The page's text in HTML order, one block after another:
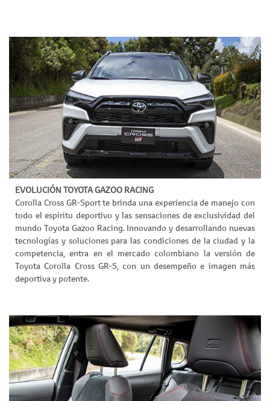
EVOLUCIÓN TOYOTA GAZOO RACING
Corolla Cross GR-Sport te brinda una experiencia de manejo con
todo el espíritu deportivo y las sensaciones de exclusividad del
mundo Toyota Gazoo Racing. Innovando y desarrollando nuevas
tecnologías y soluciones para las condiciones de la ciudad y la
competencia, entra en el mercado colombiano la versión de
Toyota Corolla Cross GR-S, con un desempeño e imagen más
deportiva y potente.